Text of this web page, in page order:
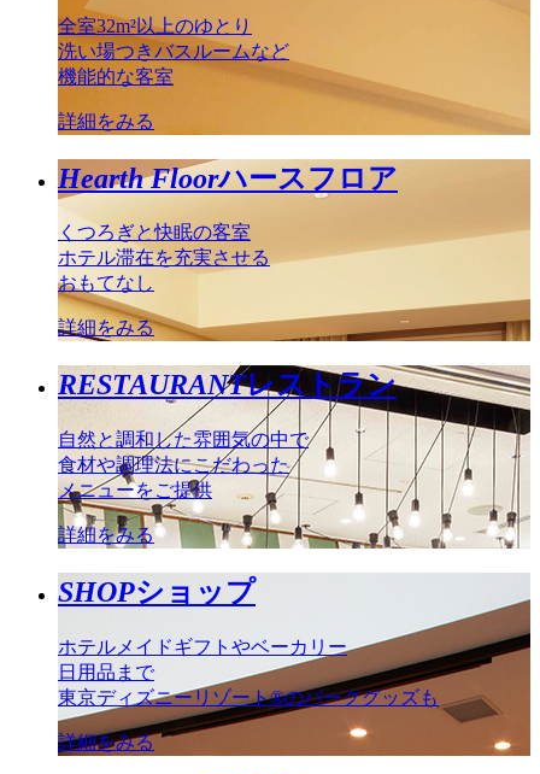
全室32m²以上のゆとり
洗い場つきバスルームなど
機能的な客室
詳細をみる
Hearth Floorハースフロア
くつろぎと快眠の客室
ホテル滞在を充実させる
おもてなし
詳細をみる
RESTAURANTレストラン
自然と調和した雰囲気の中で
食材や調理法にこだわった
メニューをご提供
詳細をみる
SHOPショップ
ホテルメイドギフトやベーカリー
日用品まで
東京ディズニーリゾート®のパークグッズも
詳細をみる